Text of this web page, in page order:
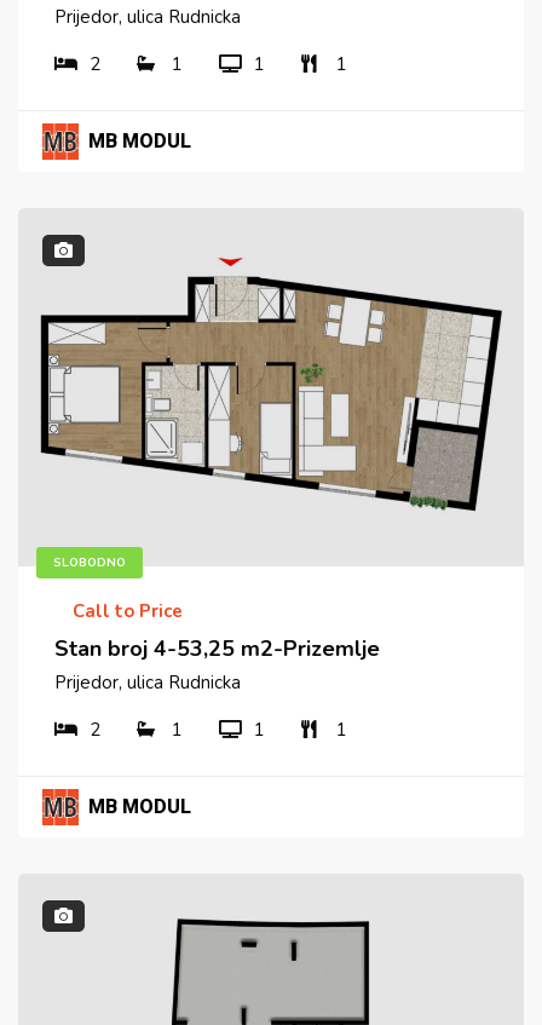
Prijedor, ulica Rudnicka
2
1 1 1
MB MODUL
SLOBODNO
Call to Price
Stan broj 4-53,25 m2-Prizemlje
Prijedor, ulica Rudnicka
2
1 1 1
MB MODUL